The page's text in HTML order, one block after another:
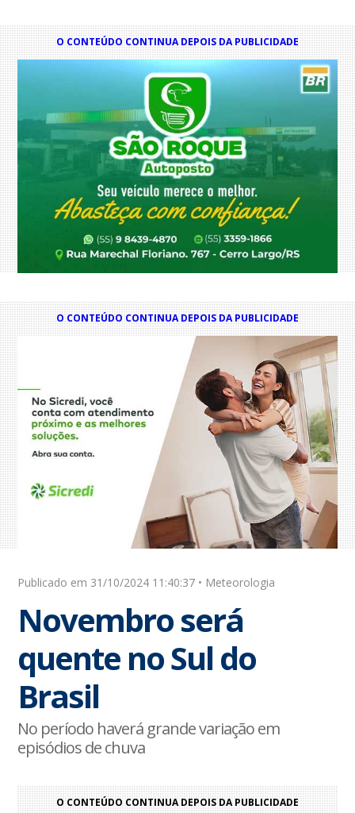
O CONTEÚDO CONTINUA DEPOIS DA PUBLICIDADE
O CONTEÚDO CONTINUA DEPOIS DA PUBLICIDADE
Publicado em 31/10/2024 11:40:37 • Meteorologia
Novembro será
quente no Sul do
Brasil
No período haverá grande variação em
episódios de chuva
O CONTEÚDO CONTINUA DEPOIS DA PUBLICIDADE